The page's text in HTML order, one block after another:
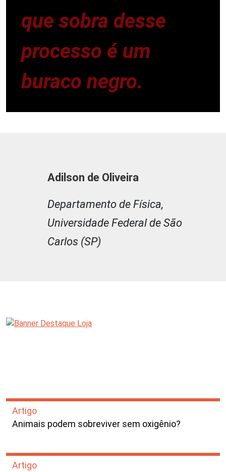
que sobra desse
processo é um
buraco negro.
Adilson de Oliveira
Departamento de Física,
Universidade Federal de São
Carlos (SP)
Artigo
Animais podem sobreviver sem oxigênio?
Artigo